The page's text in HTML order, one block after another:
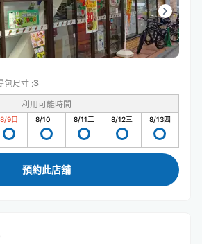
包尺寸 :3
利用可能時間
8/9日 8/10一 8/11二 8/12三 8/13四
預約此店舖